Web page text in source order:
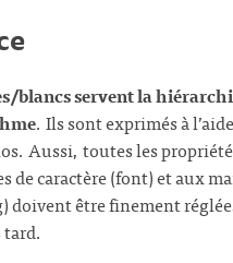
blancs servent la
. Ils sont exprimés à
Aussi, toutes les
de caractère (font) et aux
doivent être finement